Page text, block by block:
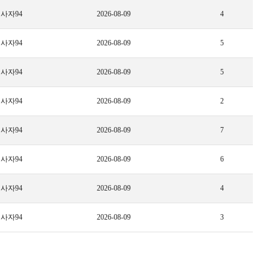
자94 2026-08-09 4
자94 2026-08-09 5
자94 2026-08-09 5
자94 2026-08-09 2
자94 2026-08-09 7
자94 2026-08-09 6
자94 2026-08-09 4
자94 2026-08-09 3